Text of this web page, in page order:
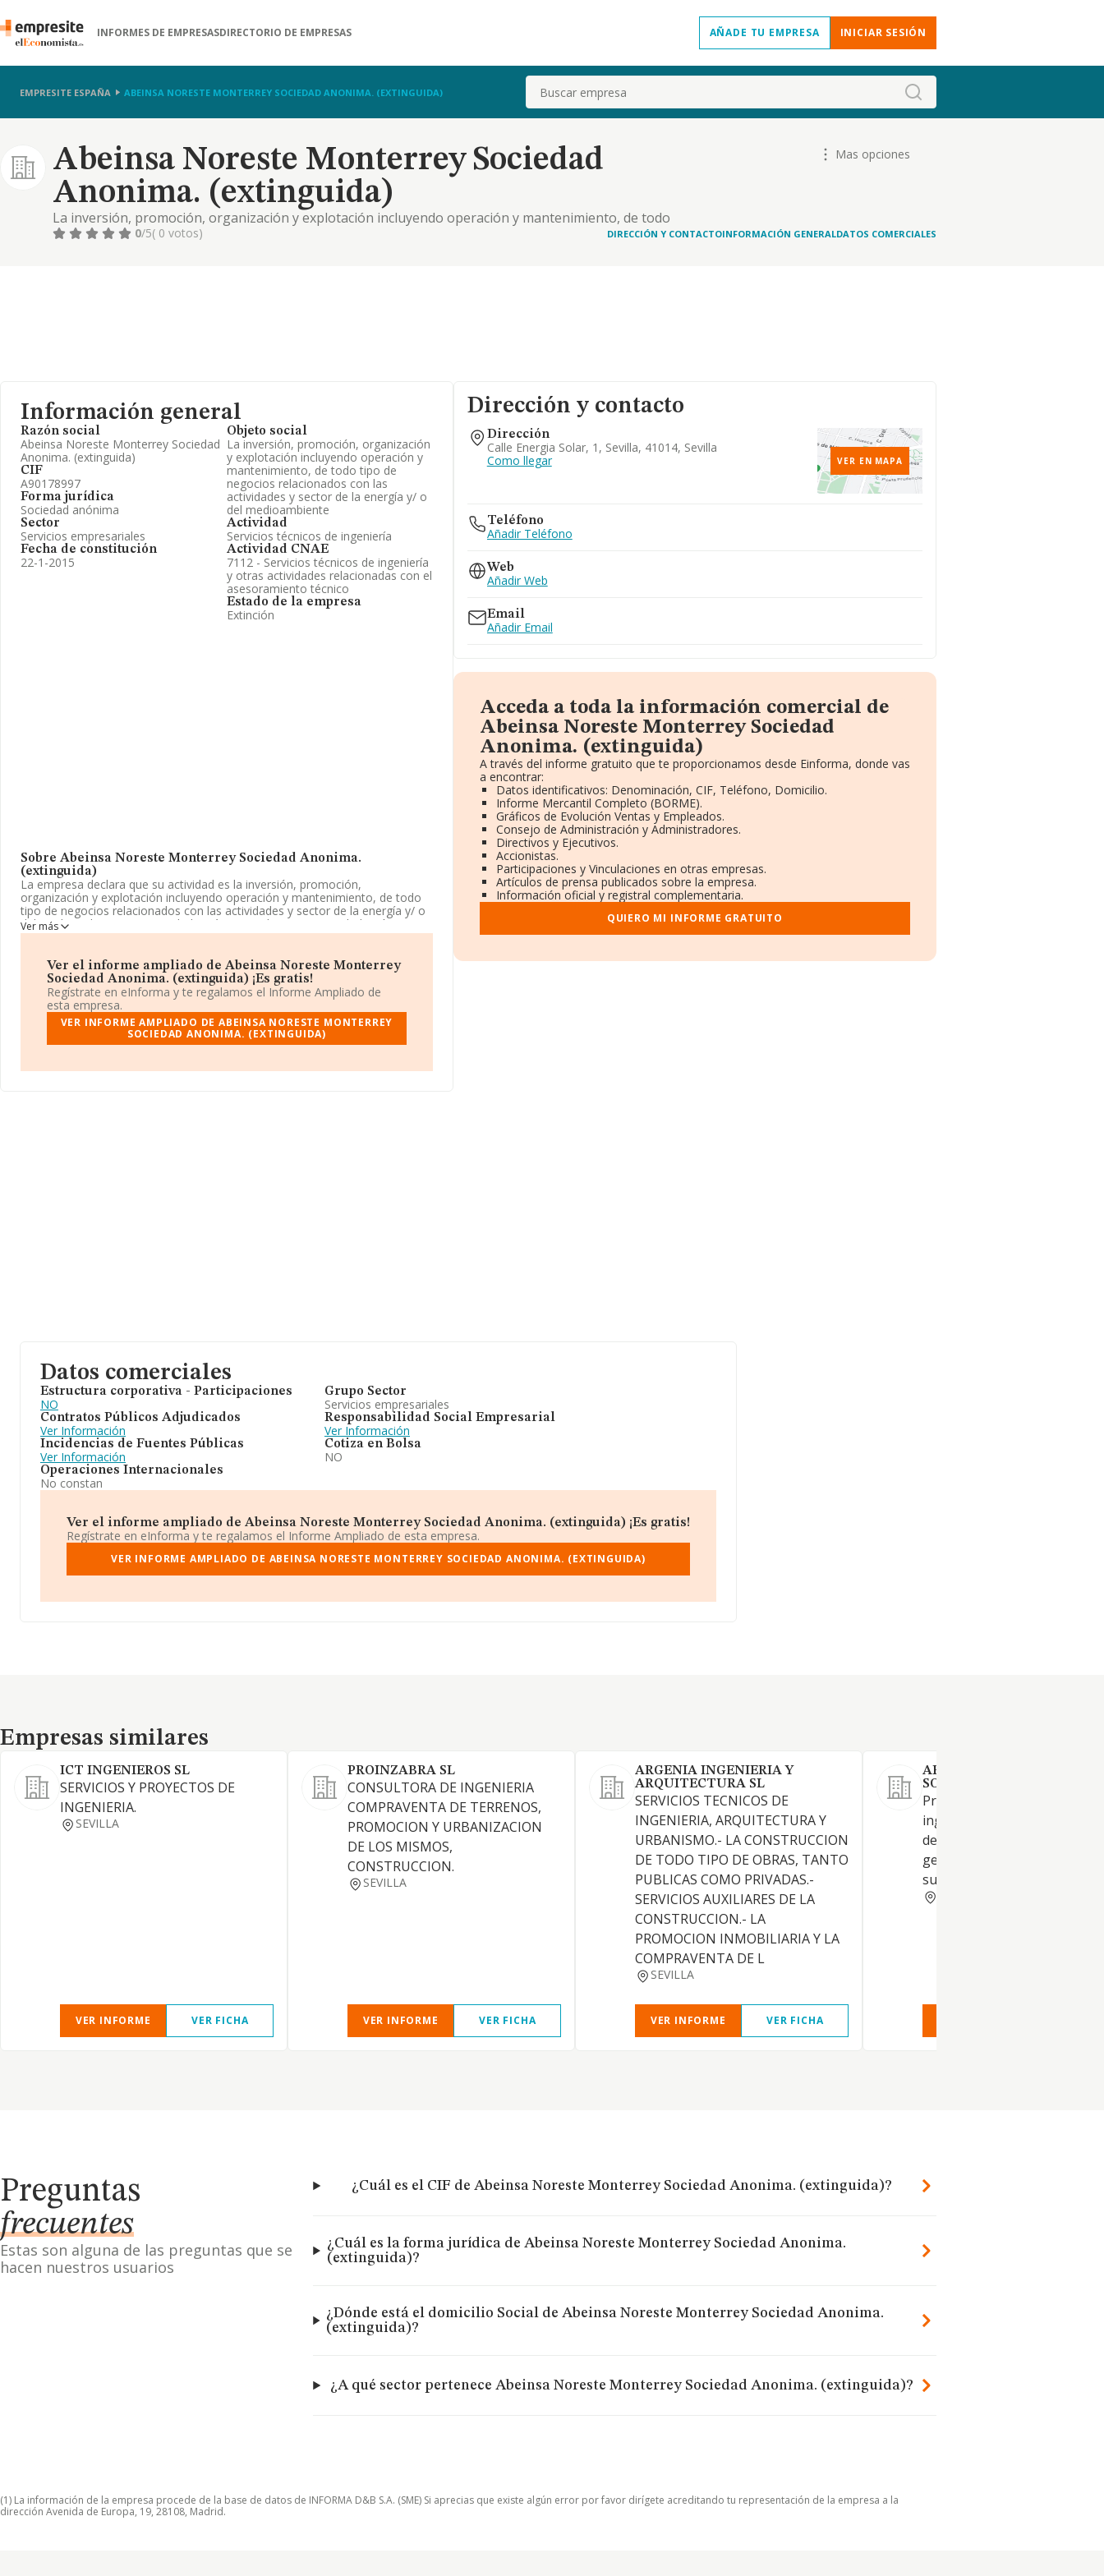
INFORMES DE EMPRESASDIRECTORIO DE EMPRESAS AÑADE TU EMPRESA INICIAR SESIÓN
EMPRESITE ESPAÑA ABEINSA NORESTE MONTERREY SOCIEDAD ANONIMA. (EXTINGUIDA) Buscar
Abeinsa Noreste Monterrey Sociedad
Anonima. (extinguida)
La inversión, promoción, organización y explotación incluyendo operación y mantenimiento, de todo
tipo de negocios relacionados con las actividades y sector de la energía y/ o del medioambiente
Mas opciones
0/5( 0 votos) DIRECCIÓN Y CONTACTOINFORMACIÓN GENERALDATOS COMERCIALES
Información general
Razón social
Abeinsa Noreste Monterrey Sociedad
Anonima. (extinguida)
CIF
A90178997
Forma jurídica
Sociedad anónima
Sector
Servicios empresariales
Fecha de constitución
22-1-2015
Objeto social
La inversión, promoción, organización
y explotación incluyendo operación y
mantenimiento, de todo tipo de
negocios relacionados con las
actividades y sector de la energía y/ o
del medioambiente
Actividad
Servicios técnicos de ingeniería
Actividad CNAE
7112 - Servicios técnicos de ingeniería
y otras actividades relacionadas con el
asesoramiento técnico
Estado de la empresa
Extinción
Sobre Abeinsa Noreste Monterrey Sociedad Anonima.
(extinguida)
La empresa declara que su actividad es la inversión, promoción,
organización y explotación incluyendo operación y mantenimiento, de todo
tipo de negocios relacionados con las actividades y sector de la energía y/ o
del medioambiente. La sociedad está registrada como Sociedad Anónima. La
actividad de referencia CNAE corresponde a 'Servicios técnicos de ingeniería
es 7112. No realiza actividad de importación y/o exportación.
La sociedadAbeinsa Noreste Monterrey Sociedad Anónima.
(extinguida), A90178997, está situada en Calle Energia Solar Campus
Palmas Altas núm. 1, (41014), en el municipio de Sevilla, Andalucía.
En base a la información de la que dispone INFORMA sobre 41.818
de euros y la media de facturación de ventas entre todas las compañías
Ver más
Ver el informe ampliado de Abeinsa Noreste Monterrey
Sociedad Anonima. (extinguida) ¡Es gratis!
Regístrate en eInforma y te regalamos el Informe Ampliado de
esta empresa.
VER INFORME AMPLIADO DE ABEINSA NORESTE MONTERREY
SOCIEDAD ANONIMA. (EXTINGUIDA)
Dirección y contacto
Dirección
Calle Energia Solar, 1, Sevilla, 41014, Sevilla
Como llegar
VER EN MAPA
Teléfono
Añadir Teléfono
Web
Añadir Web
Email
Añadir Email
Acceda a toda la información comercial de
Abeinsa Noreste Monterrey Sociedad
Anonima. (extinguida)
A través del informe gratuito que te proporcionamos desde Einforma, donde vas
a encontrar:
Datos identificativos: Denominación, CIF, Teléfono, Domicilio.
Informe Mercantil Completo (BORME).
Gráficos de Evolución Ventas y Empleados.
Consejo de Administración y Administradores.
Directivos y Ejecutivos.
Accionistas.
Participaciones y Vinculaciones en otras empresas.
Artículos de prensa publicados sobre la empresa.
Información oficial y registral complementaria.
QUIERO MI INFORME GRATUITO
Datos comerciales
Estructura corporativa - Participaciones
NO
Contratos Públicos Adjudicados
Ver Información
Incidencias de Fuentes Públicas
Ver Información
Operaciones Internacionales
No constan
Grupo Sector
Servicios empresariales
Responsabilidad Social Empresarial
Ver Información
Cotiza en Bolsa
NO
Ver el informe ampliado de Abeinsa Noreste Monterrey Sociedad Anonima. (extinguida) ¡Es gratis!
Regístrate en eInforma y te regalamos el Informe Ampliado de esta empresa.
VER INFORME AMPLIADO DE ABEINSA NORESTE MONTERREY SOCIEDAD ANONIMA. (EXTINGUIDA)
Empresas similares
Empresas similares
ICT INGENIEROS SL
SERVICIOS Y PROYECTOS DE
INGENIERIA.
SEVILLA
VER INFORME VER FICHA
PROINZABRA SL
CONSULTORA DE INGENIERIA
COMPRAVENTA DE TERRENOS,
PROMOCION Y URBANIZACION
DE LOS MISMOS,
CONSTRUCCION.
SEVILLA
VER INFORME VER FICHA
ARGENIA INGENIERIA Y
ARQUITECTURA SL
SERVICIOS TECNICOS DE
INGENIERIA, ARQUITECTURA Y
URBANISMO.- LA CONSTRUCCION
DE TODO TIPO DE OBRAS, TANTO
PUBLICAS COMO PRIVADAS.-
SERVICIOS AUXILIARES DE LA
CONSTRUCCION.- LA
PROMOCION INMOBILIARIA Y LA
COMPRAVENTA DE L
SEVILLA
VER INFORME VER FICHA
ARRAM VECTOR
SOCIEDAD LIMITADA.
Proyectos y servicios
ingenieria y arquitectura:
de asesoramiento de
gestión y asesoramiento en
subvenciones públicas y
Preguntas
frecuentes
Estas son alguna de las preguntas que se
hacen nuestros usuarios
¿Cuál es el CIF de Abeinsa Noreste Monterrey Sociedad Anonima. (extinguida)?
¿Cuál es la forma jurídica de Abeinsa Noreste Monterrey Sociedad Anonima.
(extinguida)?
¿Dónde está el domicilio Social de Abeinsa Noreste Monterrey Sociedad Anonima.
(extinguida)?
¿A qué sector pertenece Abeinsa Noreste Monterrey Sociedad Anonima. (extinguida)?
(1) La información de la empresa procede de la base de datos de INFORMA D&B S.A. (SME) Si aprecias que existe algún error por favor dirígete acreditando tu representación de la empresa a la
dirección Avenida de Europa, 19, 28108, Madrid.